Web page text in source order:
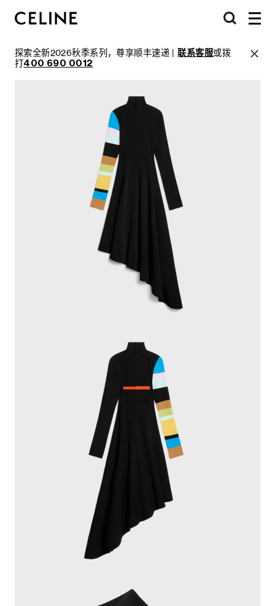
探索全新2026秋季系列，尊享顺丰速递 |联系客服或拨
打400 690 0012